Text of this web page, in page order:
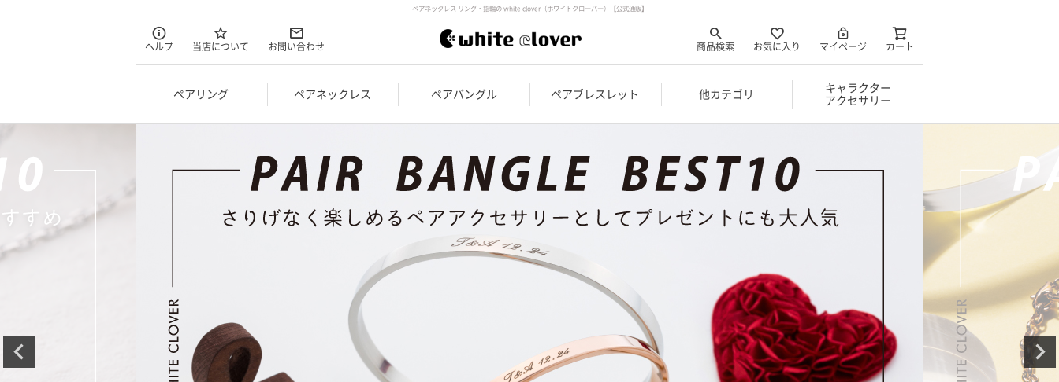
ペアネックレス リング・指輪の white clover（ホワイトクローバー）【公式通販】
ヘルプ 当店について お問い合わせ 商品検索 お気に入り マイページ カート
ペアリング ペアネックレス ペアバングル ペアブレスレット 他カテゴリ
キャラクター
アクセサリー